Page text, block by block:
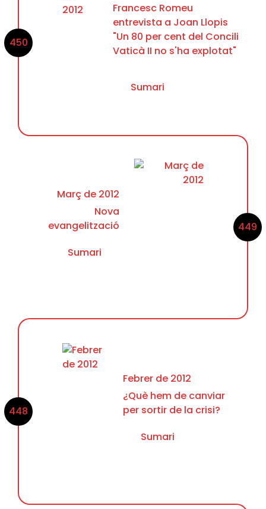
450
Francesc Romeu
entrevista a Joan Llopis
"Un 80 per cent del Concili
Vaticà II no s'ha explotat"
Sumari
449
Març de 2012
Nova
evangelització
Sumari
448
Febrer de 2012
¿Què hem de canviar
per sortir de la crisi?
Sumari